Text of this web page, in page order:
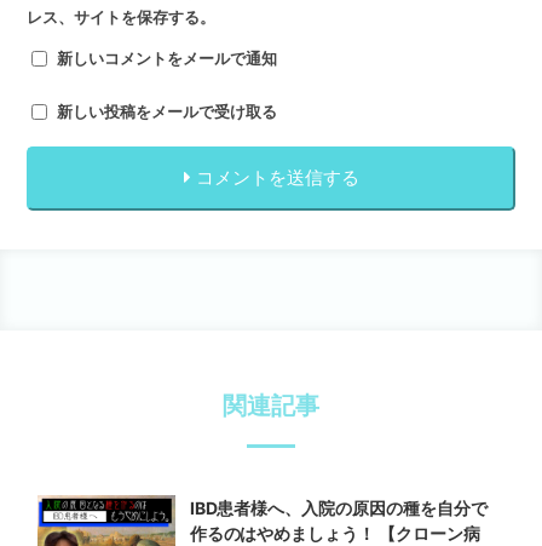
レス、サイトを保存する。
新しいコメントをメールで通知
新しい投稿をメールで受け取る
コメントを送信する
関連記事
IBD患者様へ、入院の原因の種を自分で
作るのはやめましょう！ 【クローン病